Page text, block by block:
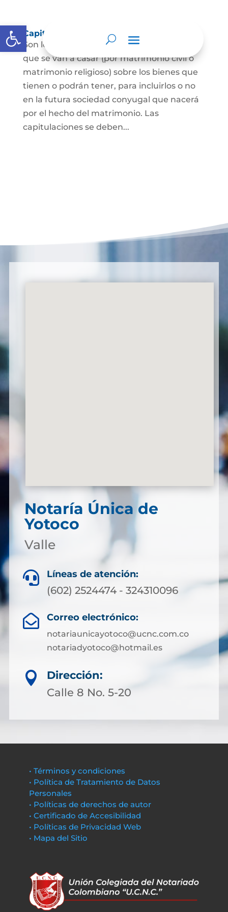
Abrir barra de herramientas
Capitulaciones Matrimoniales
Son los acuerdos que hacen las personas
que se van a casar (por matrimonio civil o
matrimonio religioso) sobre los bienes que
tienen o podrán tener, para incluirlos o no
en la futura sociedad conyugal que nacerá
por el hecho del matrimonio. Las
capitulaciones se deben...
Notaría Única de
Yotoco
Valle
 Líneas de atención:
(602) 2524474 - 324310096
 Correo electrónico:
notariaunicayotoco@ucnc.com.co
notariadyotoco@hotmail.es

Dirección:
Calle 8 No. 5-20
• Términos y condiciones
• Política de Tratamiento de Datos
Personales
• Políticas de derechos de autor
• Certificado de Accesibilidad
• Políticas de Privacidad Web
• Mapa del Sitio